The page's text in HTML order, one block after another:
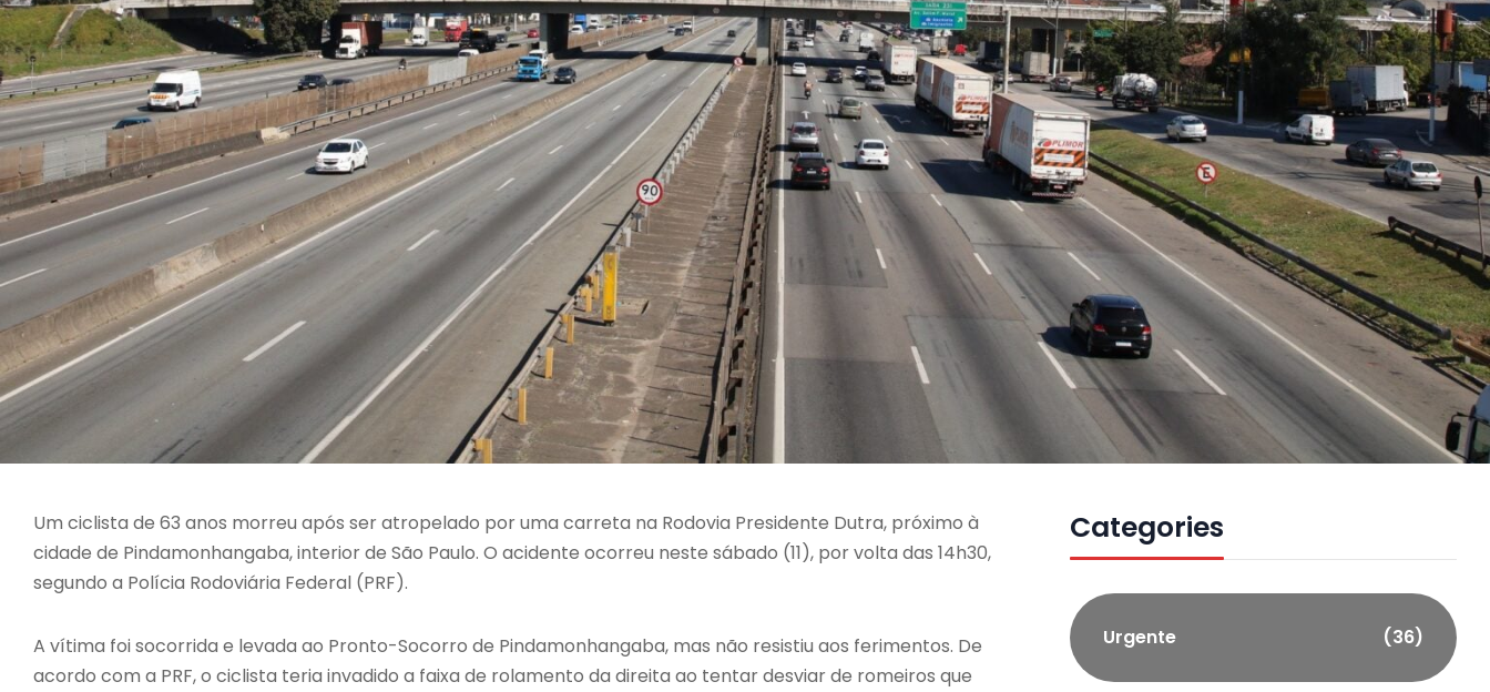
Um ciclista de 63 anos morreu após ser atropelado por uma carreta na Rodovia Presidente Dutra, próximo à
cidade de Pindamonhangaba, interior de São Paulo. O acidente ocorreu neste sábado (11), por volta das 14h30,
segundo a Polícia Rodoviária Federal (PRF).
A vítima foi socorrida e levada ao Pronto-Socorro de Pindamonhangaba, mas não resistiu aos ferimentos. De
acordo com a PRF, o ciclista teria invadido a faixa de rolamento da direita ao tentar desviar de romeiros que
Categories
Urgente (36)